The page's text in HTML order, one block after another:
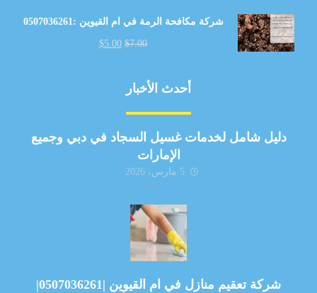
شركة مكافحة الرمة في ام القيوين :0507036261
$7.00
$5.00
أحدث الأخبار
دليل شامل لخدمات غسيل السجاد في دبي وجميع
الإمارات
5 مارس، 2026
شركة تعقيم منازل في ام القيوين |0507036261|